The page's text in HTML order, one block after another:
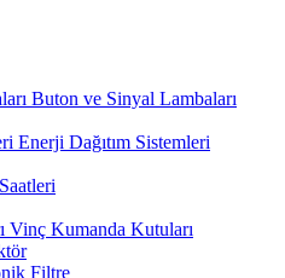
Buton ve Sinyal Lambaları
Enerji Dağıtım Sistemleri
Vinç Kumanda Kutuları
Filtre